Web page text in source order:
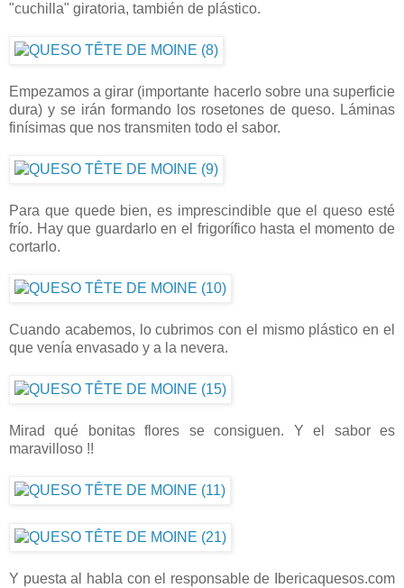
"cuchilla" giratoria, también de plástico.
Empezamos a girar (importante hacerlo sobre una superficie
dura) y se irán formando los rosetones de queso. Láminas
finísimas que nos transmiten todo el sabor.
Para que quede bien, es imprescindible que el queso esté
frío. Hay que guardarlo en el frigorífico hasta el momento de
cortarlo.
Cuando acabemos, lo cubrimos con el mismo plástico en el
que venía envasado y a la nevera.
Mirad qué bonitas flores se consiguen. Y el sabor es
maravilloso !!
Y puesta al habla con el responsable de Ibericaquesos.com